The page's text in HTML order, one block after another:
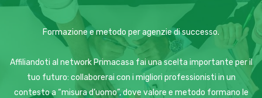
Formazione e metodo per agenzie di successo.
Affiliandoti al network Primacasa fai una scelta importante per il
tuo futuro: collaborerai con i migliori professionisti in un
contesto a “misura d’uomo”, dove valore e metodo formano le